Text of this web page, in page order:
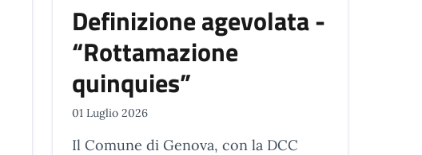
Definizione agevolata -
“Rottamazione
quinquies”
01 Luglio 2026
Il Comune di Genova, con la DCC